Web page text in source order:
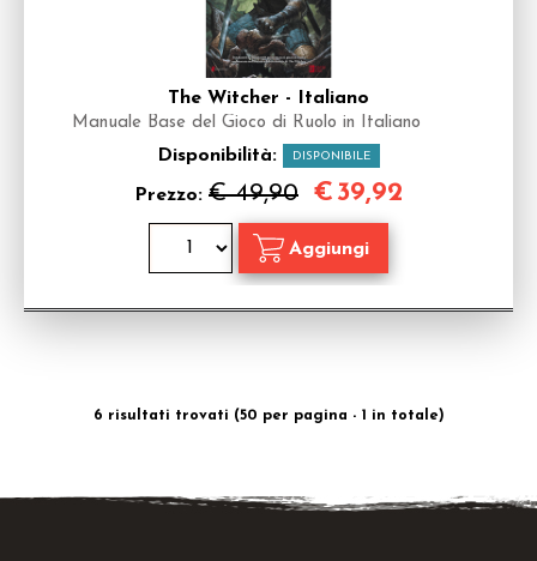
The Witcher - Italiano
Manuale Base del Gioco di Ruolo in Italiano
Disponibilità: DISPONIBILE
Prezzo: € 49,90 € 39,92
6 risultati trovati (50 per pagina - 1 in totale)